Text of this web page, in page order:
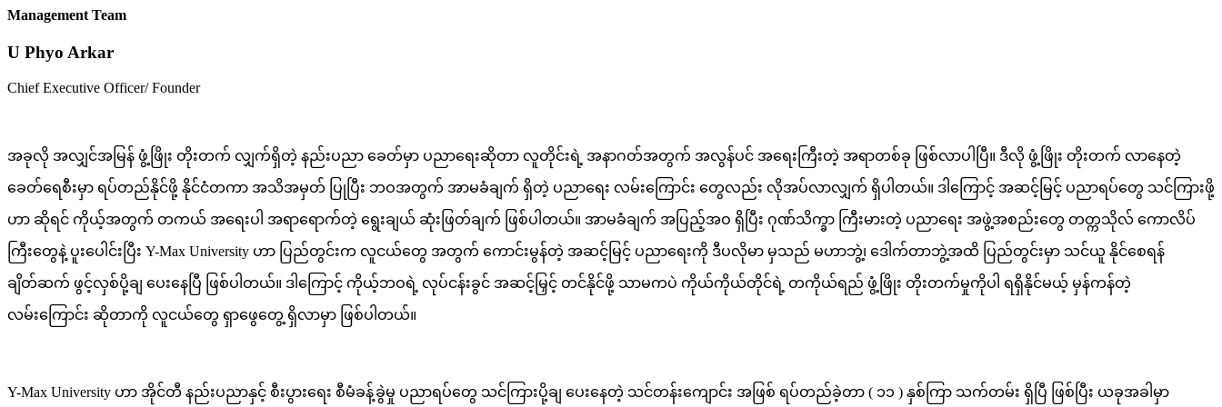
Management Team
U Phyo Arkar
Chief Executive Officer/ Founder
အခုလို အလျှင်အမြန် ဖွံ့ဖြိုး တိုးတက် လျှက်ရှိတဲ့ နည်းပညာ ခေတ်မှာ ပညာရေးဆိုတာ လူတိုင်းရဲ့ အနာဂတ်အတွက် အလွန်ပင် အရေးကြီးတဲ့ အရာတစ်ခု ဖြစ်လာပါပြီ။ ဒီလို ဖွံ့ဖြိုး တိုးတက် လာနေတဲ့
ခေတ်ရေစီးမှာ ရပ်တည်နိုင်ဖို့ နိုင်ငံတကာ အသိအမှတ် ပြုပြီး ဘဝအတွက် အာမခံချက် ရှိတဲ့ ပညာရေး လမ်းကြောင်း တွေလည်း လိုအပ်လာလျှက် ရှိပါတယ်။ ဒါကြောင့် အဆင့်မြင့် ပညာရပ်တွေ သင်ကြားဖို့
ဟာ ဆိုရင် ကိုယ့်အတွက် တကယ် အရေးပါ အရာရောက်တဲ့ ရွေးချယ် ဆုံးဖြတ်ချက် ဖြစ်ပါတယ်။ အာမခံချက် အပြည့်အဝ ရှိပြီး ဂုဏ်သိက္ခာ ကြီးမားတဲ့ ပညာရေး အဖွဲ့အစည်းတွေ တတ္ကသိုလ် ကောလိပ်
ကြီးတွေနဲ့ ပူးပေါင်းပြီး Y-Max University ဟာ ပြည်တွင်းက လူငယ်တွေ အတွက် ကောင်းမွန်တဲ့ အဆင့်မြင့် ပညာရေးကို ဒီပလိုမာ မှသည် မဟာဘွဲ့၊ ဒေါက်တာဘွဲ့အထိ ပြည်တွင်းမှာ သင်ယူ နိုင်စေရန်
ချိတ်ဆက် ဖွင့်လှစ်ပို့ချ ပေးနေပြီ ဖြစ်ပါတယ်။ ဒါကြောင့် ကိုယ့်ဘဝရဲ့ လုပ်ငန်းခွင် အဆင့်မြှင့် တင်နိုင်ဖို့ သာမကပဲ ကိုယ်ကိုယ်တိုင်ရဲ့ တကိုယ်ရည် ဖွံ့ဖြိုး တိုးတက်မှုကိုပါ ရရှိနိုင်မယ့် မှန်ကန်တဲ့
လမ်းကြောင်း ဆိုတာကို လူငယ်တွေ ရှာဖွေတွေ့ ရှိလာမှာ ဖြစ်ပါတယ်။
Y-Max University ဟာ အိုင်တီ နည်းပညာနှင့် စီးပွားရေး စီမံခန့်ခွဲမှု ပညာရပ်တွေ သင်ကြားပို့ချ ပေးနေတဲ့ သင်တန်းကျောင်း အဖြစ် ရပ်တည်ခဲ့တာ ( ၁၁ ) နှစ်ကြာ သက်တမ်း ရှိပြီ ဖြစ်ပြီး ယခုအခါမှာ